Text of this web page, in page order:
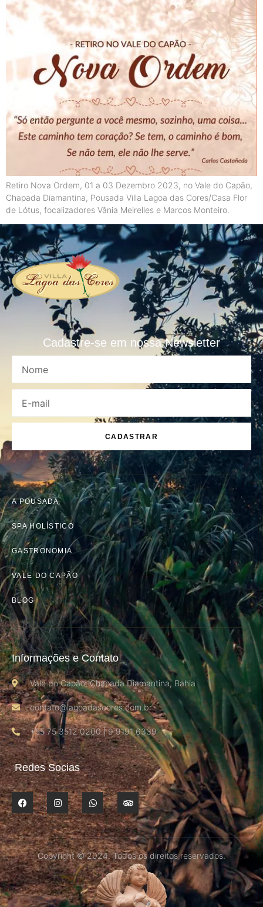
Retiro Nova Ordem, 01 a 03 Dezembro 2023, no Vale do Capão,
Chapada Diamantina, Pousada Villa Lagoa das Cores/Casa Flor
de Lótus, focalizadores Vânia Meirelles e Marcos Monteiro.
Cadastre-se em nossa Newsletter
CADASTRAR
A POUSADA
SPA HOLÍSTICO
GASTRONOMIA
VALE DO CAPÃO
BLOG
Informações e Contato
Vale do Capão, Chapada Diamantina, Bahia
contato@lagoadascores.com.br
+55 75 3512 0200 | 9 9191 6339
Redes Socias
Copyright © 2024. Todos os direitos reservados.